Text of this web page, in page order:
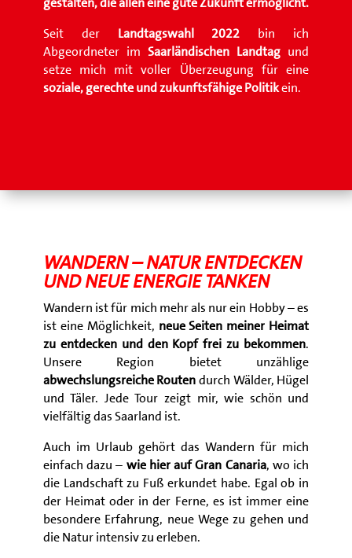
Seit der Landtagswahl 2022 bin ich
Abgeordneter im Saarländischen Landtag und
setze mich mit voller Überzeugung für eine
soziale, gerechte und zukunftsfähige Politikein.
WANDERN – NATUR ENTDECKEN
UND NEUE ENERGIE TANKEN
Wandern ist für mich mehr als nur ein Hobby – es
ist eine Möglichkeit, neue Seiten meiner Heimat
zu entdecken und den Kopf frei zu bekommen.
Unsere Region bietet unzählige
abwechslungsreiche Routendurch Wälder, Hügel
und Täler. Jede Tour zeigt mir, wie schön und
vielfältig das Saarland ist.
Auch im Urlaub gehört das Wandern für mich
einfach dazu – wie hier auf Gran Canaria, wo ich
die Landschaft zu Fuß erkundet habe. Egal ob in
der Heimat oder in der Ferne, es ist immer eine
besondere Erfahrung, neue Wege zu gehen und
die Natur intensiv zu erleben.